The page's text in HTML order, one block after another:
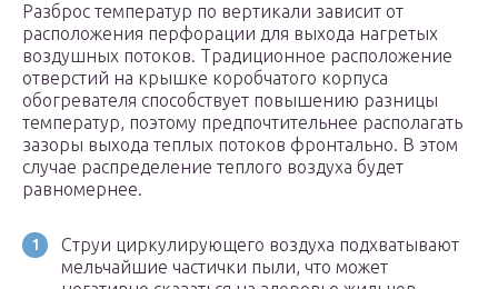
Разброс температур по вертикали зависит от
расположения перфорации для выхода нагретых
воздушных потоков. Традиционное расположение
отверстий на крышке коробчатого корпуса
обогревателя способствует повышению разницы
температур, поэтому предпочтительнее располагать
зазоры выхода теплых потоков фронтально. В этом
случае распределение теплого воздуха будет
равномернее.
Струи циркулирующего воздуха подхватывают
мельчайшие частички пыли, что может